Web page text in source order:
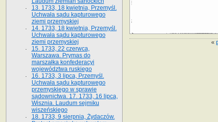
«
13. 1733, 18 kwietnia, Przemyśl.
Uchwała sądu kapturowego
ziemi przemyskiej
14. 1733, 18 kwietnia, Przemyśl.
Uchwała sądu kapturowego
ziemi przemyskiej
15. 1733, 22 czerwca,
Warszawa. Prymas do
marszałka konfederacyi
województwa ruskiego
16. 1733, 3 lipca, Przemyśl.
Uchwała sądu kapturowego
przemyskiego w sprawie
sądownictwa. 17. 1733, 16 lipca,
Wisznia. Laudum sejmiku
wiszeńskiego
18. 1733, 9 sierpnia, Żydaczów.